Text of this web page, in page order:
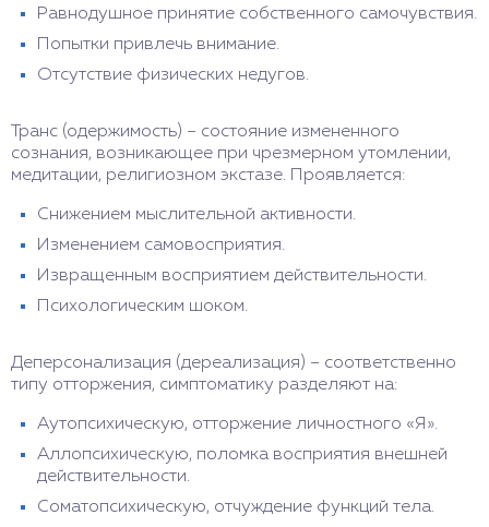
Равнодушное принятие собственного самочувствия.
Попытки привлечь внимание.
Отсутствие физических недугов.
Транс (одержимость) – состояние измененного
сознания, возникающее при чрезмерном утомлении,
медитации, религиозном экстазе. Проявляется:
Снижением мыслительной активности.
Изменением самовосприятия.
Извращенным восприятием действительности.
Психологическим шоком.
Деперсонализация (дереализация) – соответственно
типу отторжения, симптоматику разделяют на:
Аутопсихическую, отторжение личностного «Я».
Аллопсихическую, поломка восприятия внешней
действительности.
Соматопсихическую, отчуждение функций тела.